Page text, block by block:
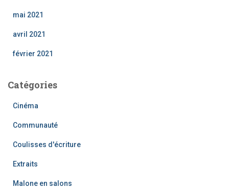
mai 2021
avril 2021
février 2021
Catégories
Cinéma
Communauté
Coulisses d'écriture
Extraits
Malone en salons